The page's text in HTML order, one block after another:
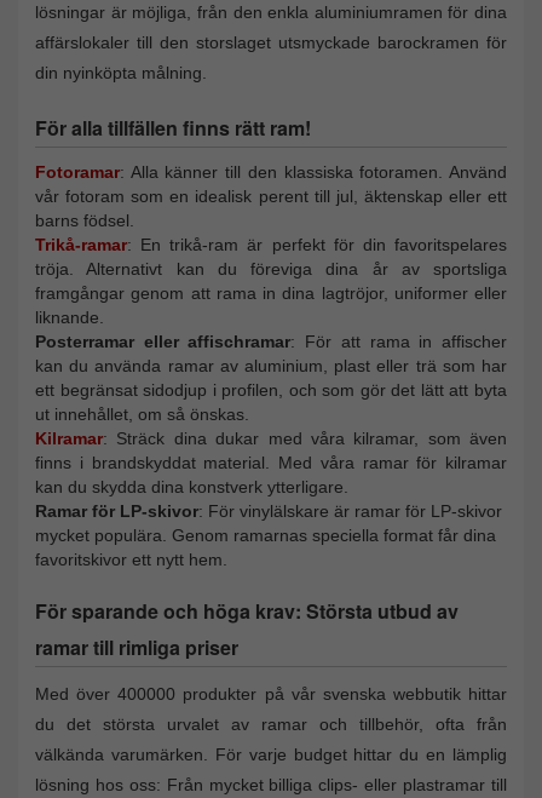
lösningar är möjliga, från den enkla aluminiumramen för dina
affärslokaler till den storslaget utsmyckade barockramen för
din nyinköpta målning.
För alla tillfällen finns rätt ram!
Fotoramar: Alla känner till den klassiska fotoramen. Använd
vår fotoram som en idealisk perent till jul, äktenskap eller ett
barns födsel.
Trikå-ramar: En trikå-ram är perfekt för din favoritspelares
tröja. Alternativt kan du föreviga dina år av sportsliga
framgångar genom att rama in dina lagtröjor, uniformer eller
liknande.
Posterramar eller affischramar: För att rama in affischer
kan du använda ramar av aluminium, plast eller trä som har
ett begränsat sidodjup i profilen, och som gör det lätt att byta
ut innehållet, om så önskas.
Kilramar: Sträck dina dukar med våra kilramar, som även
finns i brandskyddat material. Med våra ramar för kilramar
kan du skydda dina konstverk ytterligare.
Ramar för LP-skivor: För vinylälskare är ramar för LP-skivor
mycket populära. Genom ramarnas speciella format får dina
favoritskivor ett nytt hem.
För sparande och höga krav: Största utbud av
ramar till rimliga priser
Med över 400000 produkter på vår svenska webbutik hittar
du det största urvalet av ramar och tillbehör, ofta från
välkända varumärken. För varje budget hittar du en lämplig
lösning hos oss: Från mycket billiga clips- eller plastramar till